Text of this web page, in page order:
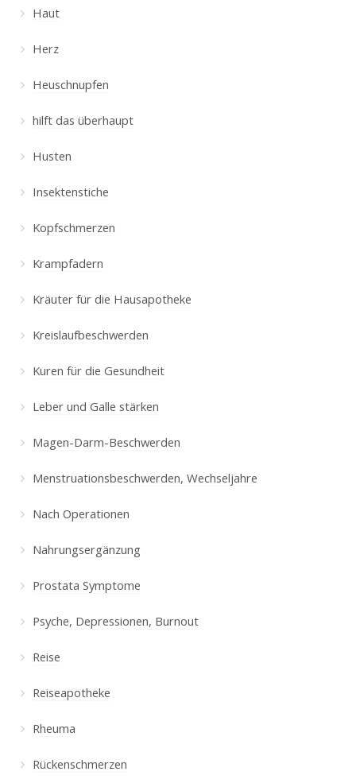
Haut
Herz
Heuschnupfen
hilft das überhaupt
Husten
Insektenstiche
Kopfschmerzen
Krampfadern
Kräuter für die Hausapotheke
Kreislaufbeschwerden
Kuren für die Gesundheit
Leber und Galle stärken
Magen-Darm-Beschwerden
Menstruationsbeschwerden, Wechseljahre
Nach Operationen
Nahrungsergänzung
Prostata Symptome
Psyche, Depressionen, Burnout
Reise
Reiseapotheke
Rheuma
Rückenschmerzen